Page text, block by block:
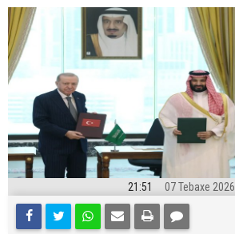
21:51 07 Tebaxe 2026